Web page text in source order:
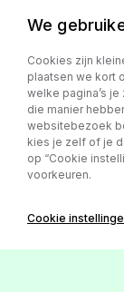
We
Cookies zijn
plaatsen we kort
welke pagina’s
die manier
websitebezoek
kies je zelf of je
op “Cookie
voorkeuren.
Cookie